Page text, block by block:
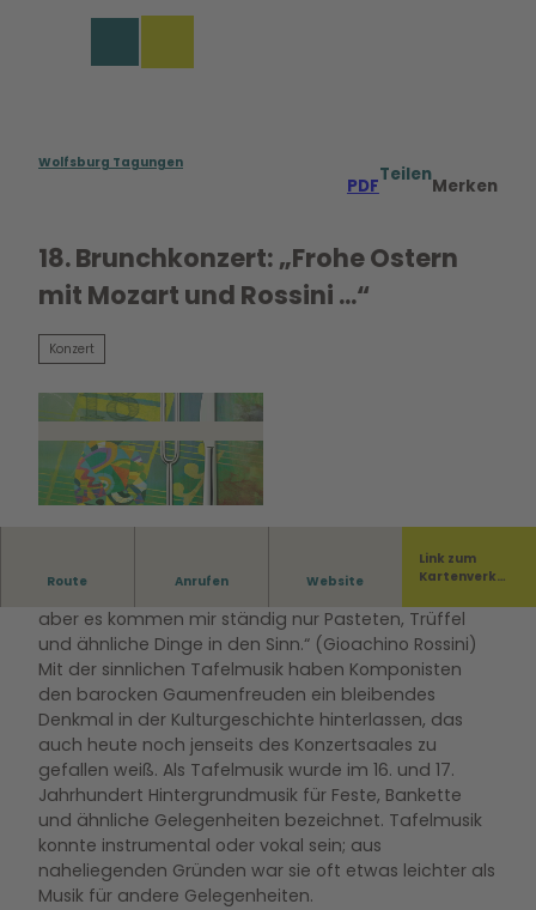
Wolfsburg Tagungen
PDF
Teilen
Merken
18. Brunchkonzert: „Frohe Ostern
mit Mozart und Rossini ...“
Konzert
Route Anrufen Website
Link zum
Kartenverka
aber es kommen mir ständig nur Pasteten, Trüffel
und ähnliche Dinge in den Sinn.“ (Gioachino Rossini)
Mit der sinnlichen Tafelmusik haben Komponisten
den barocken Gaumenfreuden ein bleibendes
Denkmal in der Kulturgeschichte hinterlassen, das
auch heute noch jenseits des Konzertsaales zu
gefallen weiß. Als Tafelmusik wurde im 16. und 17.
Jahrhundert Hintergrundmusik für Feste, Bankette
und ähnliche Gelegenheiten bezeichnet. Tafelmusik
konnte instrumental oder vokal sein; aus
naheliegenden Gründen war sie oft etwas leichter als
Musik für andere Gelegenheiten.